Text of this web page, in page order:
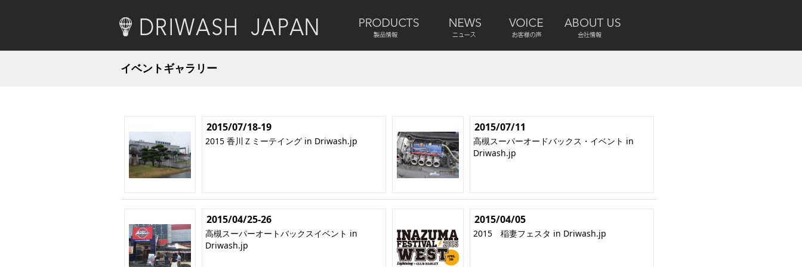
イベントギャラリー
2015/07/18-19
2015 香川Ｚミーテイング in Driwash.jp
2015/07/11
高槻スーパーオードバックス・イベント in
Driwash.jp
2015/04/25-26
高槻スーパーオートバックスイベント in
Driwash.jp
2015/04/05
2015 稲妻フェスタ in Driwash.jp